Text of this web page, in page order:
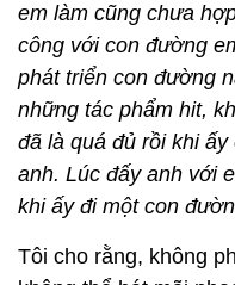
em làm cũng chưa
công với con đường
phát triển con đường
những tác phẩm hit,
đã là quá đủ rồi khi
anh. Lúc đấy anh với
khi ấy đi một con
Tôi cho rằng, không